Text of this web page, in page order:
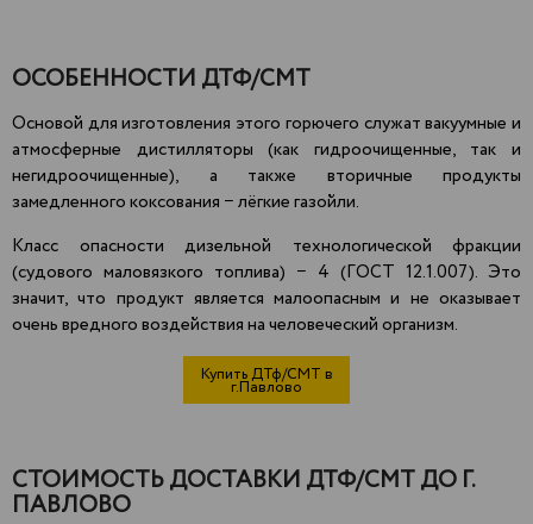
ОСОБЕННОСТИ ДТФ/СМТ
Основой для изготовления этого горючего служат вакуумные и
атмосферные дистилляторы (как гидроочищенные, так и
негидроочищенные), а также вторичные продукты
замедленного коксования − лёгкие газойли.
Класс опасности дизельной технологической фракции
(судового маловязкого топлива) − 4 (ГОСТ 12.1.007). Это
значит, что продукт являетсямалоопасным и не оказывает
очень вредного воздействия на человеческий организм.
Купить ДТф/СМТ в
г.Павлово
СТОИМОСТЬ ДОСТАВКИ ДТФ/СМТ ДО Г.
ПАВЛОВО